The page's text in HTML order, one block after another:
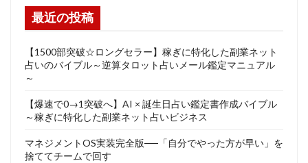
最近の投稿
【1500部突破☆ロングセラー】稼ぎに特化した副業ネット
占いのバイブル～逆算タロット占いメール鑑定マニュアル
～
【爆速で0→1突破へ】AI × 誕生日占い鑑定書作成バイブル
～稼ぎに特化した副業ネット占いビジネス
マネジメントOS実装完全版──「自分でやった方が早い」を
捨ててチームで回す